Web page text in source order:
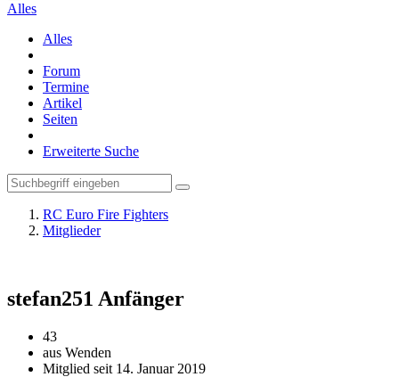
Alles
Alles
Forum
Termine
Artikel
Seiten
Erweiterte Suche
RC Euro Fire Fighters
Mitglieder
stefan251 Anfänger
43
aus Wenden
Mitglied seit 14. Januar 2019